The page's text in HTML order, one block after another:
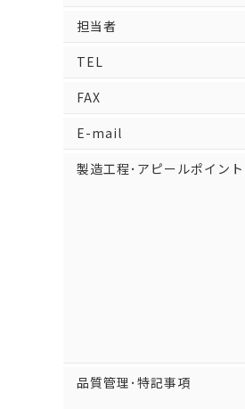
担当者
TEL
FAX
E-mail
製造工程･アピールポイント
品質管理･特記事項